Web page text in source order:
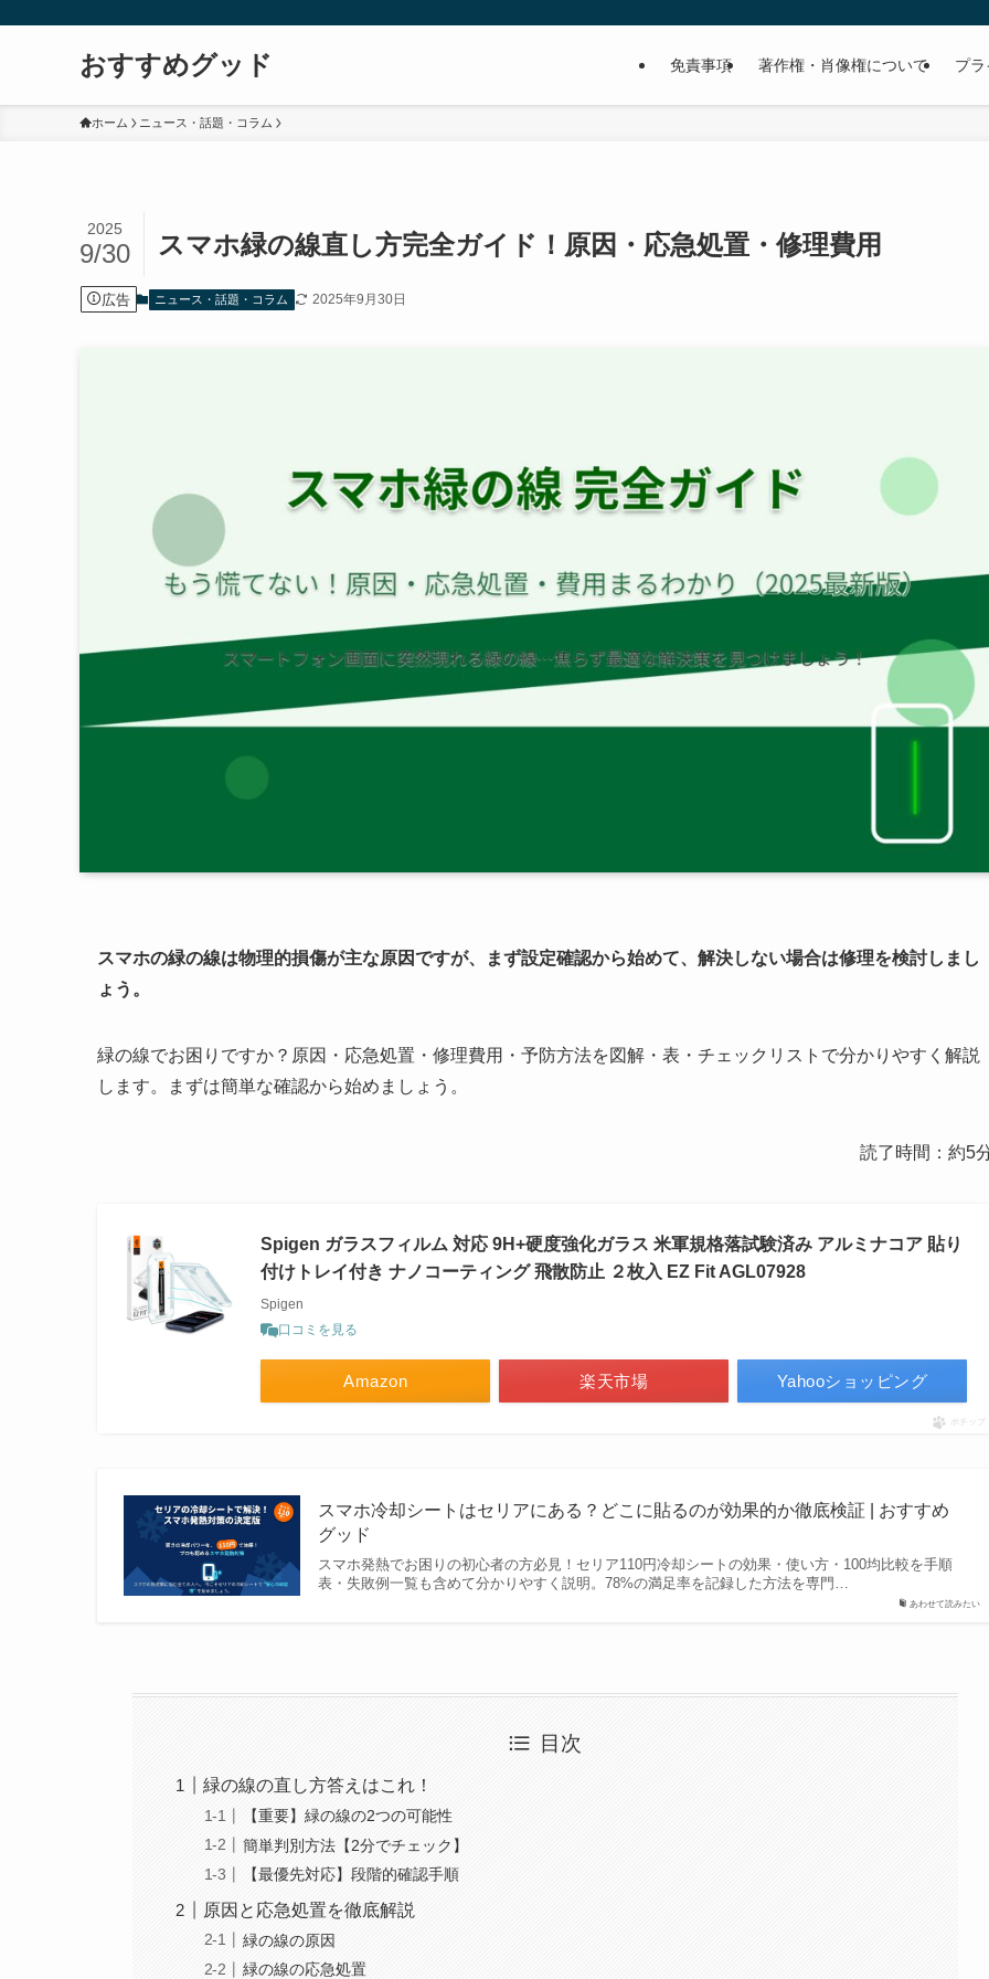
おすすめグッド 免責事項 著作権・肖像権について プ
ホーム ニュース・話題・コラム
スマホ緑の線直し方完全ガイド！原因・応急処置・修理費用
2025
9/30
広告 ニュース・話題・コラム 2025年9月30日
スマホの緑の線は物理的損傷が主な原因ですが、まず設定確認から始めて、解決しない場合は修理を検討しまし
ょう。
緑の線でお困りですか？原因・応急処置・修理費用・予防方法を図解・表・チェックリストで分かりやすく解説
します。まずは簡単な確認から始めましょう。
読了時間：約5
Spigen ガラスフィルム 対応 9H+硬度強化ガラス 米軍規格落試験済み アルミナコア 貼り
付けトレイ付き ナノコーティング 飛散防止 ２枚入 EZ Fit AGL07928
Spigen
口コミを見る
Amazon 楽天市場 Yahooショッピング
ポチップ
あわせて読みたい
スマホ冷却シートはセリアにある？どこに貼るのが効果的か徹底検証 | おすすめ
グッド
スマホ発熱でお困りの初心者の方必見！セリア110円冷却シートの効果・使い方・100均比較を手順
表・失敗例一覧も含めて分かりやすく説明。78%の満足率を記録した方法を専門…
目次
緑の線の直し方答えはこれ！
【重要】緑の線の2つの可能性
簡単判別方法【2分でチェック】
【最優先対応】段階的確認手順
原因と応急処置を徹底解説
緑の線の原因
緑の線の応急処置